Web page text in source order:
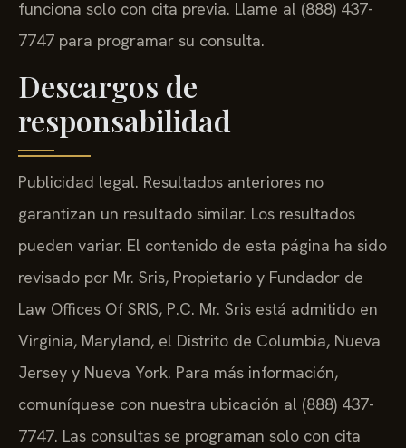
funciona solo con cita previa. Llame al (888) 437-
7747 para programar su consulta.
Descargos de
responsabilidad
Publicidad legal. Resultados anteriores no
garantizan un resultado similar. Los resultados
pueden variar. El contenido de esta página ha sido
revisado por Mr. Sris, Propietario y Fundador de
Law Offices Of SRIS, P.C. Mr. Sris está admitido en
Virginia, Maryland, el Distrito de Columbia, Nueva
Jersey y Nueva York. Para más información,
comuníquese con nuestra ubicación al (888) 437-
7747. Las consultas se programan solo con cita